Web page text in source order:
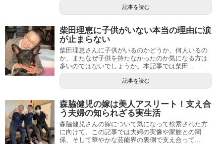
記事を読む
柴田理恵に子供がいない本当の理由に涙
が止まらない
柴田理恵さんに子供がいるのかどうか、何人いるの
か、またなぜ子供を持たなかったのか気になる方は
多いのではないでしょうか。本記事では柴田...
記事を読む
森脇健児の嫁は美人アスリート！支え合
う夫婦の知られざる実生活
森脇健児さんの嫁について気になって検索された方
に向けて、この記事では夫婦の実像や家族との関
係、そして華やかな芸能界の裏側で支え合って...